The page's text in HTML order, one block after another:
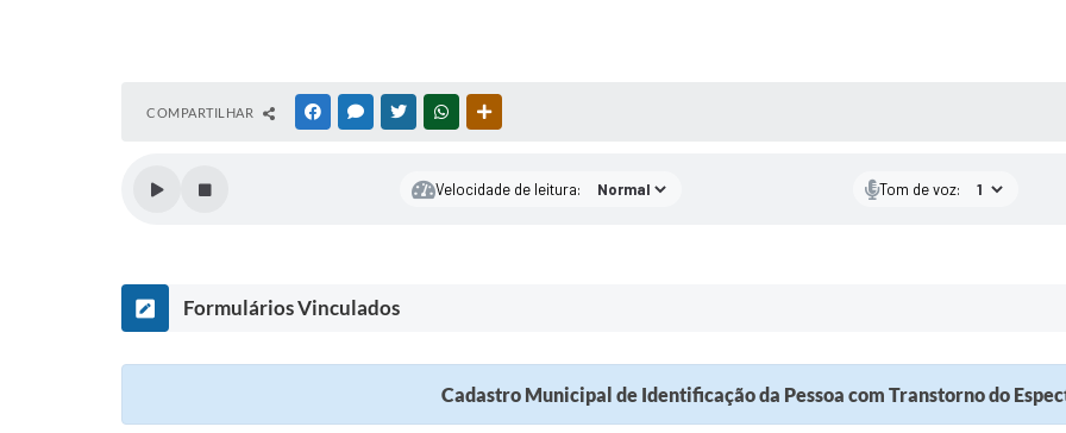
COMPARTILHAR FACEBOOKMESSENGER
TWITTERWHATSAPP
Velocidade de leitura: Tom de voz:
Formulários Vinculados
Cadastro Municipal de Identificação da Pessoa com Transtorno do